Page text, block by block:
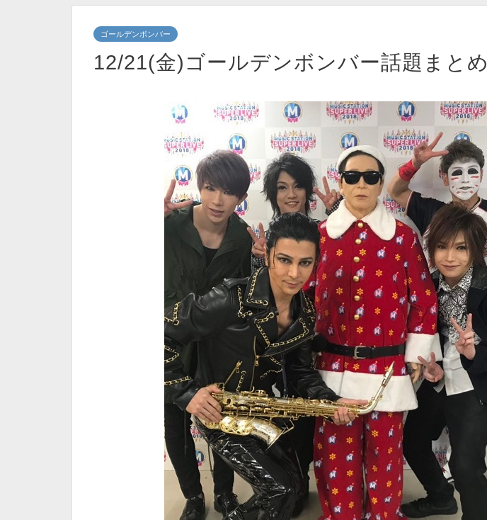
ゴールデンボンバー
12/21(金)ゴールデンボンバー話題まとめ